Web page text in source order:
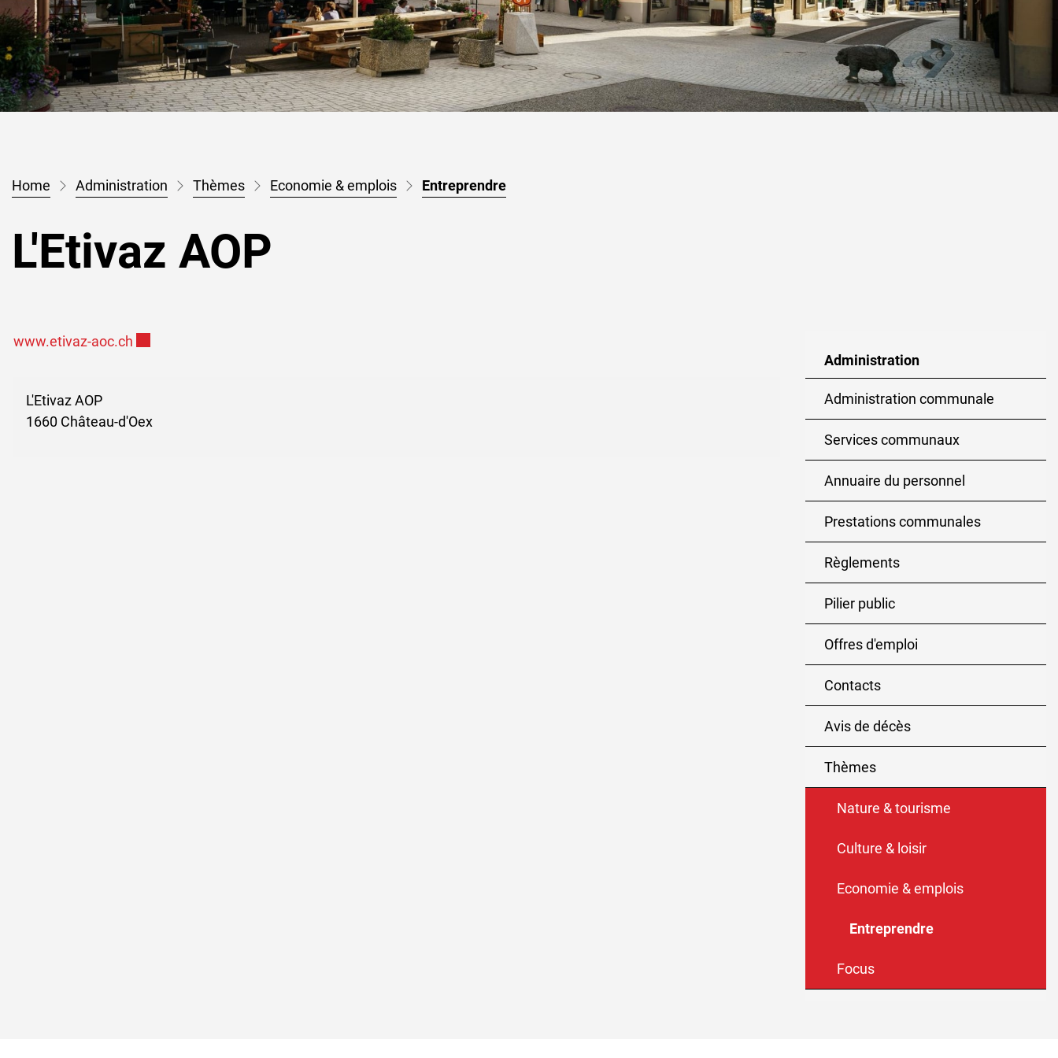
Administration Thèmes Economie & emplois Entreprendre(sélectionné)
L'Etivaz AOP
Administration
Administration communale
Services communaux
Annuaire du personnel
Prestations communales
Règlements
Pilier public
Offres d'emploi
Contacts
Avis de décès
Thèmes
Nature & tourisme
Culture & loisir
Economie & emplois
Entreprendre
Focus
www.etivaz-aoc.ch
L'Etivaz AOP
1660 Château-d'Oex